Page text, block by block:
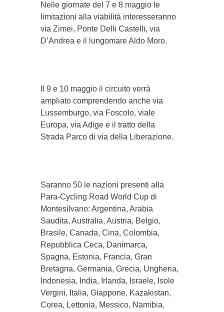
Nelle giornate del 7 e 8 maggio le
limitazioni alla viabilità interesseranno
via Zimei, Ponte Delli Castelli, via
D’Andrea e il lungomare Aldo Moro.
Il 9 e 10 maggio il circuito verrà
ampliato comprendendo anche via
Lussemburgo, via Foscolo, viale
Europa, via Adige e il tratto della
Strada Parco di via della Liberazione.
Saranno 50 le nazioni presenti alla
Para-Cycling Road World Cup di
Montesilvano: Argentina, Arabia
Saudita, Australia, Austria, Belgio,
Brasile, Canada, Cina, Colombia,
Repubblica Ceca, Danimarca,
Spagna, Estonia, Francia, Gran
Bretagna, Germania, Grecia, Ungheria,
Indonesia, India, Irlanda, Israele, Isole
Vergini, Italia, Giappone, Kazakistan,
Corea, Lettonia, Messico, Namibia,